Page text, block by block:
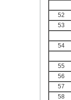
52
53
54
55
56
57
58